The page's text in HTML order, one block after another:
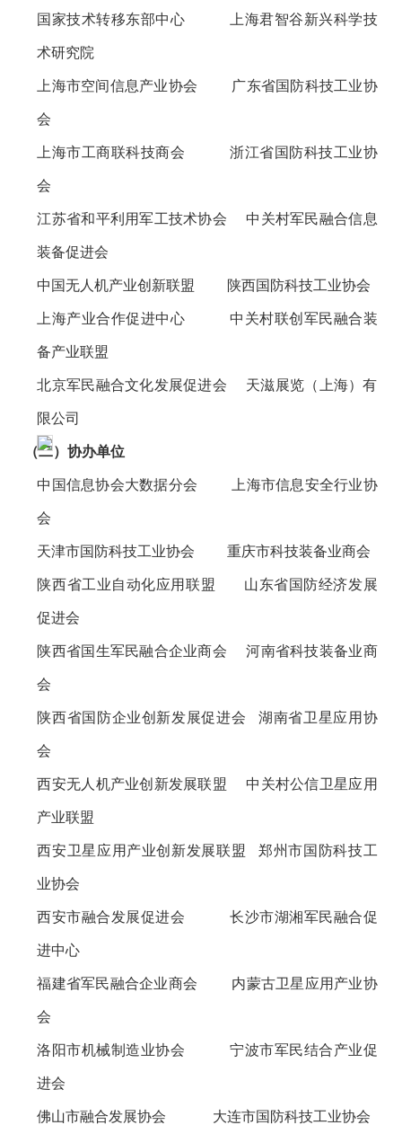
国家技术转移东部中心 上海君智谷新兴科学技
术研究院
上海市空间信息产业协会 广东省国防科技工业协
会
上海市工商联科技商会 浙江省国防科技工业协
会
江苏省和平利用军工技术协会 中关村军民融合信息
装备促进会
中国无人机产业创新联盟 陕西国防科技工业协会
上海产业合作促进中心 中关村联创军民融合装
备产业联盟
北京军民融合文化发展促进会 天滋展览（上海）有
限公司
（二）协办单位
中国信息协会大数据分会 上海市信息安全行业协
会
天津市国防科技工业协会 重庆市科技装备业商会
陕西省工业自动化应用联盟 山东省国防经济发展
促进会
陕西省国生军民融合企业商会 河南省科技装备业商
会
陕西省国防企业创新发展促进会 湖南省卫星应用协
会
西安无人机产业创新发展联盟 中关村公信卫星应用
产业联盟
西安卫星应用产业创新发展联盟 郑州市国防科技工
业协会
西安市融合发展促进会 长沙市湖湘军民融合促
进中心
福建省军民融合企业商会 内蒙古卫星应用产业协
会
洛阳市机械制造业协会 宁波市军民结合产业促
进会
佛山市融合发展协会 大连市国防科技工业协会